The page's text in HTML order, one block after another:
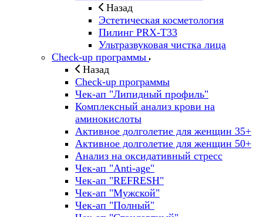
Назад
Эстетическая косметология
Пилинг PRX-T33
Ультразвуковая чистка лица
Check-up программы
Назад
Check-up программы
Чек-ап "Липидный профиль"
Комплексный анализ крови на
аминокислоты
Активное долголетие для женщин 35+
Активное долголетие для женщин 50+
Анализ на оксидативный стресс
Чек-ап "Anti-age"
Чек-ап "REFRESH"
Чек-ап "Мужской"
Чек-ап "Полный"